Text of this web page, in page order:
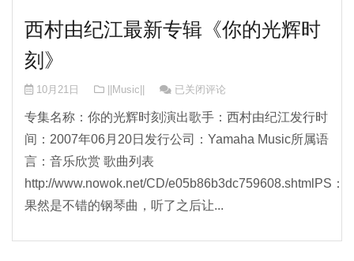
西村由纪江最新专辑《你的光辉时
刻》
10月21日 ||Music|| 西村由纪江最新专辑《你的光辉时刻》
已关闭评论
专集名称：你的光辉时刻演出歌手：西村由纪江发行时
间：2007年06月20日发行公司：Yamaha Music所属语
言：音乐欣赏 歌曲列表
http://www.nowok.net/CD/e05b86b3dc759608.shtmlPS：
果然是不错的钢琴曲，听了之后让...